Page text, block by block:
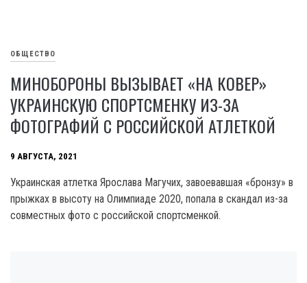
ОБЩЕСТВО
МИНОБОРОНЫ ВЫЗЫВАЕТ «НА КОВЕР»
УКРАИНСКУЮ СПОРТСМЕНКУ ИЗ-ЗА
ФОТОГРАФИЙ С РОССИЙСКОЙ АТЛЕТКОЙ
9 АВГУСТА, 2021
Украинская атлетка Ярослава Магучих, завоевавшая «бронзу» в
прыжках в высоту на Олимпиаде 2020, попала в скандал из-за
совместных фото с российской спортсменкой.